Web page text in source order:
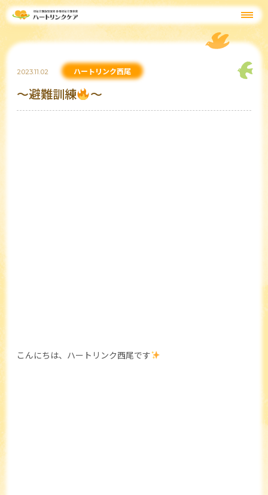
2023.11.02 ハートリンク西尾
～避難訓練 ～
こんにちは、ハートリンク西尾です